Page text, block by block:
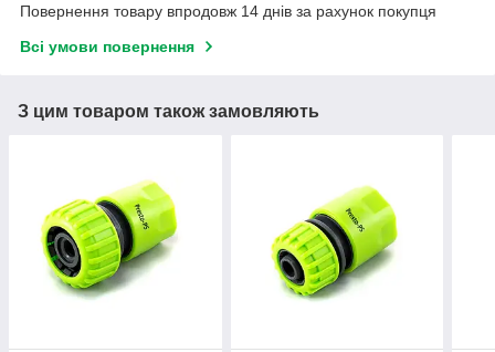
Повернення товару впродовж 14 днів за рахунок покупця
Всі умови повернення
З цим товаром також замовляють